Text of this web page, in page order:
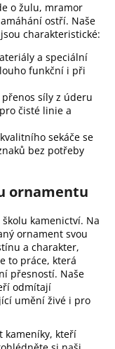
o žulu, mramor
ostří. Naše
charakteristické:
a speciální
funkční i při
přenos síly z úderu
čisté linie a
sekáče se
bez potřeby
ornamentu
kamenictví. Na
ornament svou
a charakter,
to práce, která
přesností. Naše
odmítají
umění živé i pro
kameníky, kteří